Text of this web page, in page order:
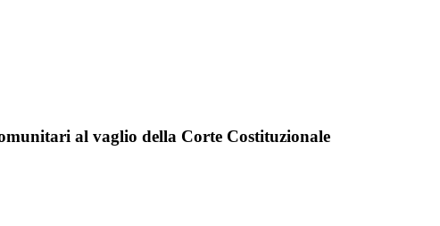
al vaglio della Corte Costituzionale